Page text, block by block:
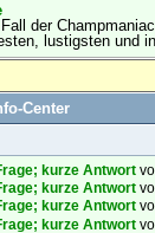
der
lustigsten und
Center
kurze Antwort
kurze Antwort
kurze Antwort
kurze Antwort